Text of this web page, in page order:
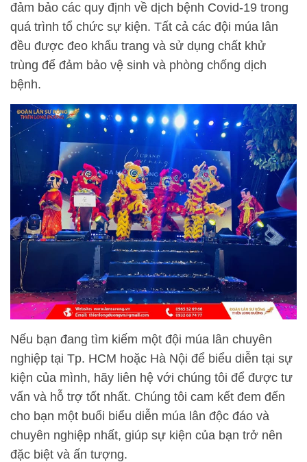
đảm bảo các quy định về dịch bệnh Covid-19 trong
quá trình tổ chức sự kiện. Tất cả các đội múa lân
đều được đeo khẩu trang và sử dụng chất khử
trùng để đảm bảo vệ sinh và phòng chống dịch
bệnh.
Nếu bạn đang tìm kiếm một đội múa lân chuyên
nghiệp tại Tp. HCM hoặc Hà Nội để biểu diễn tại sự
kiện của mình, hãy liên hệ với chúng tôi để được tư
vấn và hỗ trợ tốt nhất. Chúng tôi cam kết đem đến
cho bạn một buổi biểu diễn múa lân độc đáo và
chuyên nghiệp nhất, giúp sự kiện của bạn trở nên
đặc biệt và ấn tượng.